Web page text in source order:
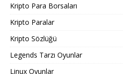
Kripto Para Borsaları
Kripto Paralar
Kripto Sözlüğü
Legends Tarzı Oyunlar
Linux Oyunlar